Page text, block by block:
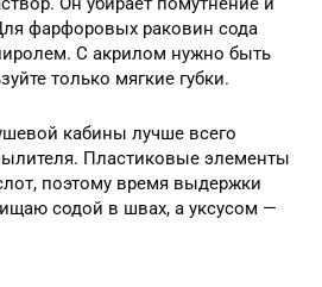
фарфоровых раковин сода
С акрилом нужно быть
только мягкие губки.
кабины лучше всего
Пластиковые элементы
поэтому время выдержки
содой в швах, а уксусом —